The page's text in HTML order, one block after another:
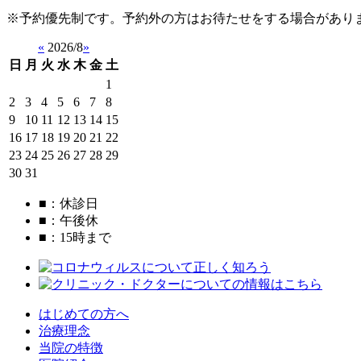
※予約優先制です。予約外の方はお待たせをする場合があり
« 2026/8»
日
月 火 水 木 金 土
1
2
3 4 5 6 7
8
9
10 11 12 13 14 15
16 17 18 19 20 21 22
23 24 25 26 27 28 29
30 31
■ ：休診日
■ ：午後休
■ ：15時まで
はじめての方へ
治療理念
当院の特徴